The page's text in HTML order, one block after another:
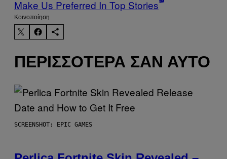
Make Us Preferred In Top Stories
Kοινοποίηση
ΠΕΡΙΣΣΌΤΕΡΑ ΣΑΝ ΑΥΤΌ
SCREENSHOT: EPIC GAMES